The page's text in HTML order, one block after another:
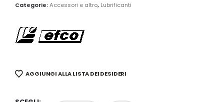
Categorie:Accessori e altro, Lubrificanti
AGGIUNGI ALLA LISTA DEI DESIDERI